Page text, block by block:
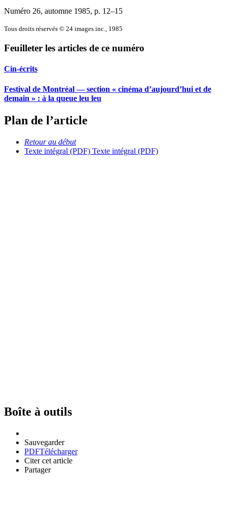
Numéro 26, automne 1985, p. 12–15
Tous droits réservés © 24 images inc., 1985
Feuilleter les articles de ce numéro
Cin-écrits
Festival de Montréal — section « cinéma d’aujourd’hui et de
demain » : à la queue leu leu
Plan de l’article
Retour au début
Texte intégral (PDF) Texte intégral (PDF)
Boîte à outils
Sauvegarder
PDFTélécharger
Citer cet article
Partager